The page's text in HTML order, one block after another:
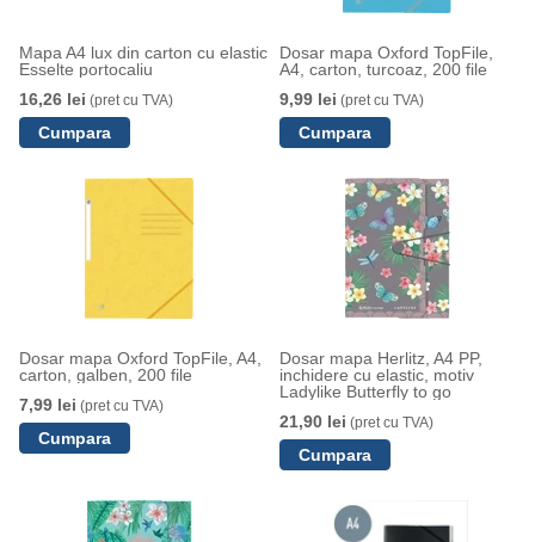
Mapa A4 lux din carton cu elastic
Esselte portocaliu
16,26 lei (pret cu TVA)
Dosar mapa Oxford TopFile,
A4, carton, turcoaz, 200 file
9,99 lei (pret cu TVA)
Dosar mapa Oxford TopFile, A4,
carton, galben, 200 file
7,99 lei (pret cu TVA)
Dosar mapa Herlitz, A4 PP,
inchidere cu elastic, motiv
Ladylike Butterfly to go
21,90 lei (pret cu TVA)